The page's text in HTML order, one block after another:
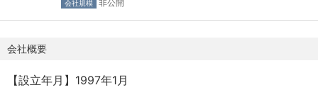
・慶弔休暇・ボランティア休暇、ボランティア休職
・積立保存休暇
期検診等勤務時間内通院可＞）
会社規模 非公開
会社概要
【設立年月】1997年1月